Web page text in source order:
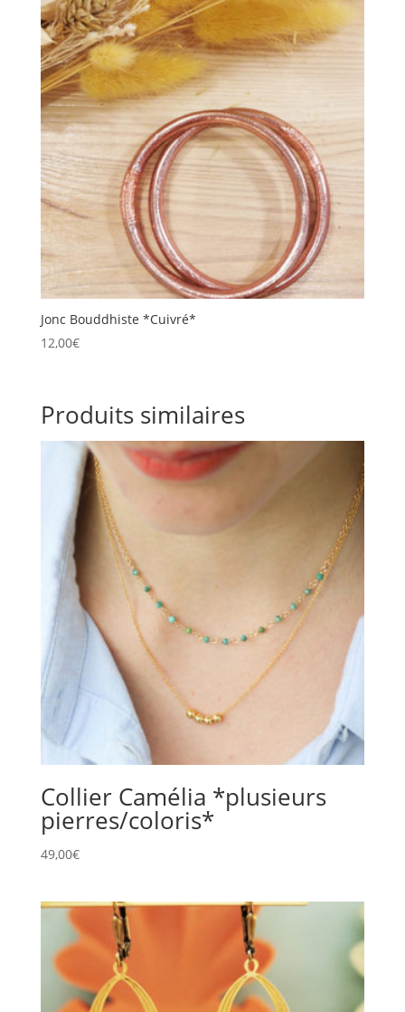
Jonc Bouddhiste *Cuivré*
12,00€
Produits similaires
Collier Camélia *plusieurs
pierres/coloris*
49,00€